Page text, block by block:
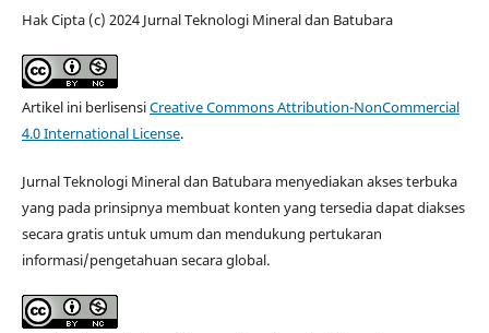
Hak Cipta (c) 2024 Jurnal Teknologi Mineral dan Batubara
Artikel ini berlisensiCreative Commons Attribution-NonCommercial
4.0 International License.
Jurnal Teknologi Mineral dan Batubara menyediakan akses terbuka
yang pada prinsipnya membuat konten yang tersedia dapat diakses
secara gratis untuk umum dan mendukung pertukaran
informasi/pengetahuan secara global.